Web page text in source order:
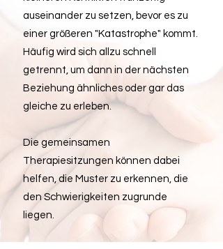
auseinander zu setzen, bevor es zu
einer größeren "Katastrophe" kommt.
Häufig wird sich allzu schnell
getrennt, um dann in der nächsten
Beziehung ähnliches oder gar das
gleiche zu erleben.
Die gemeinsamen
Therapiesitzungen können dabei
helfen, die Muster zu erkennen, die
den Schwierigkeiten zugrunde
liegen.